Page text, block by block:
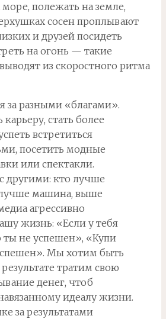
полежать на земле,
сосен проплывают
и друзей посидеть
на огонь — такие
из скоростного ритма
за разными «благами».
стать более
встретиться
посетить модные
или спектакли.
другими: кто лучше
машина, выше
агрессивно
жизнь: «Если у тебя
ты не успешен», «Купи
Мы хотим быть
тратим свою
денег, чтоб
идеалу жизни.
за результатами